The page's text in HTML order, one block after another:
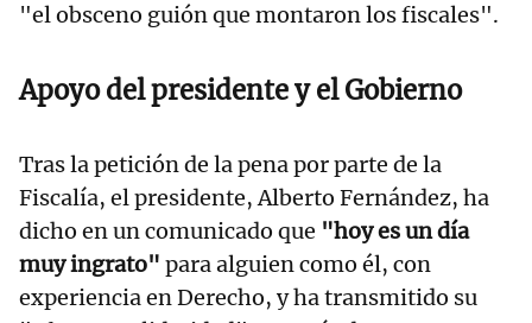
"el obsceno guión que montaron los fiscales".
Apoyo del presidente y el Gobierno
Tras la petición de la pena por parte de la
Fiscalía, el presidente, Alberto Fernández, ha
dicho en un comunicado que "hoy es un día
muy ingrato" para alguien como él, con
experiencia en Derecho, y ha transmitido su